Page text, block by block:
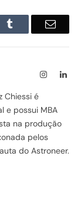
Email
Instagram
Chiessi é
e possui MBA
na produção
pelos
do Astroneer.